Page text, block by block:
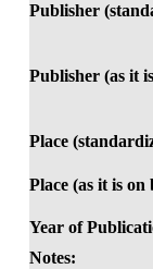
Publisher
Publisher (as it
Place
Place (as it is on
Year of
Notes: